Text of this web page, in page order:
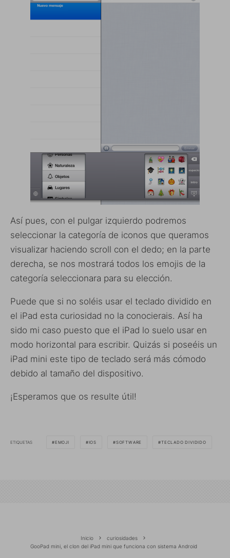
Así pues, con el pulgar izquierdo podremos
seleccionar la categoría de iconos que queramos
visualizar haciendo scroll con el dedo; en la parte
derecha, se nos mostrará todos los emojis de la
categoría seleccionara para su elección.
Puede que si no soléis usar el teclado dividido en
el iPad esta curiosidad no la conocierais. Así ha
sido mi caso puesto que el iPad lo suelo usar en
modo horizontal para escribir. Quizás si poseéis un
iPad mini este tipo de teclado será más cómodo
debido al tamaño del dispositivo.
¡Esperamos que os resulte útil!
ETIQUETAS EMOJI IOS SOFTWARE TECLADO DIVIDIDO
Inicio
curiosidades
GooPad mini, el clon del iPad mini que funciona con sistema Android